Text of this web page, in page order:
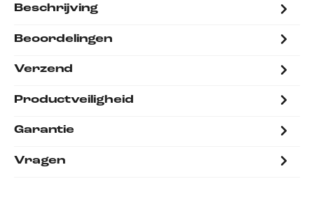
Beschrijving
Beoordelingen
Verzend
Productveiligheid
Garantie
Vragen